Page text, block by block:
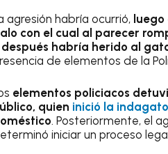
agresión habría ocurrió,
con el cual al parecer
después habría herido al
de elementos de la
elementos policiacos
quien inició la
. Posteriormente, el
iniciar un proceso